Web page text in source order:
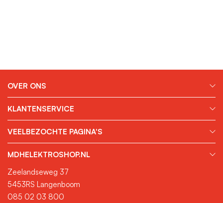
OVER ONS
KLANTENSERVICE
VEELBEZOCHTE PAGINA'S
MDHELEKTROSHOP.NL
Zeelandseweg 37
5453RS Langenboom
085 02 03 800